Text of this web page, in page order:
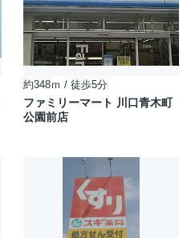
約348ｍ / 徒歩5分
ファミリーマート 川口青木町
公園前店